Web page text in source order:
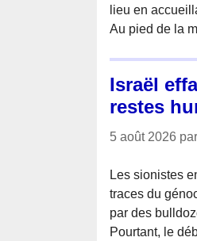
lieu en
Au pied de la
Israël
restes
5 août 2026
Les sionistes
traces du
par des
Pourtant, le